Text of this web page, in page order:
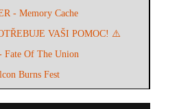
- Memory Cache
VAŠI POMOC! ⚠️
Fate Of The Union
Burns Fest